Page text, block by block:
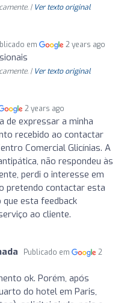
| Ver texto original
em 2 years ago
| Ver texto original
2 years ago
de expressar a minha
recebido ao contactar
Comercial Glicínias. A
não respondeu às
perdi o interesse em
pretendo contactar esta
esta feedback
ao cliente.
Publicado em
2
ok. Porém, após
do hotel em Paris,